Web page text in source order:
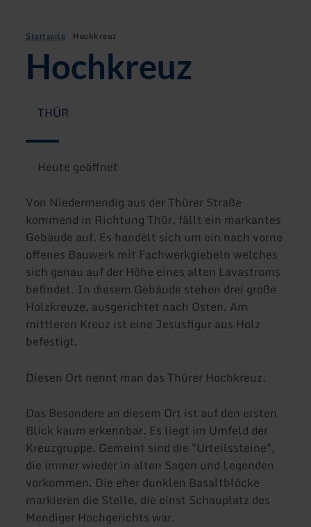
Startseite Hochkreuz
Hochkreuz
THÜR
Heute geöffnet
Von Niedermendig aus der Thürer Straße
kommend in Richtung Thür, fällt ein markantes
Gebäude auf. Es handelt sich um ein nach vorne
offenes Bauwerk mit Fachwerkgiebeln welches
sich genau auf der Höhe eines alten Lavastroms
befindet. In diesem Gebäude stehen drei große
Holzkreuze, ausgerichtet nach Osten. Am
mittleren Kreuz ist eine Jesusfigur aus Holz
befestigt.
Diesen Ort nennt man das Thürer Hochkreuz.
Das Besondere an diesem Ort ist auf den ersten
Blick kaum erkennbar. Es liegt im Umfeld der
Kreuzgruppe. Gemeint sind die "Urteilssteine",
die immer wieder in alten Sagen und Legenden
vorkommen. Die eher dunklen Basaltblöcke
markieren die Stelle, die einst Schauplatz des
Mendiger Hochgerichts war.